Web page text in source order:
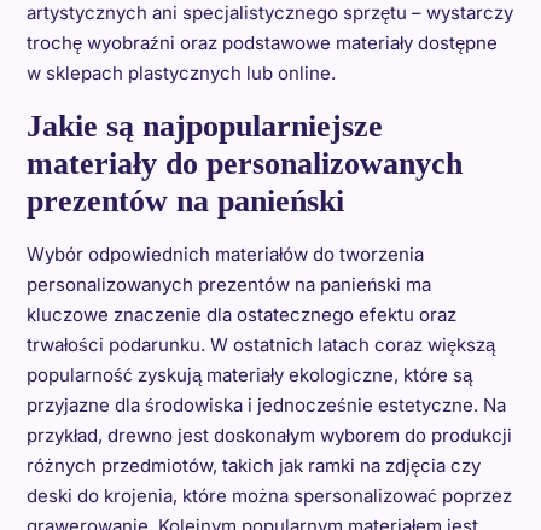
artystycznych ani specjalistycznego sprzętu – wystarczy
trochę wyobraźni oraz podstawowe materiały dostępne
w sklepach plastycznych lub online.
Jakie są najpopularniejsze
materiały do personalizowanych
prezentów na panieński
Wybór odpowiednich materiałów do tworzenia
personalizowanych prezentów na panieński ma
kluczowe znaczenie dla ostatecznego efektu oraz
trwałości podarunku. W ostatnich latach coraz większą
popularność zyskują materiały ekologiczne, które są
przyjazne dla środowiska i jednocześnie estetyczne. Na
przykład, drewno jest doskonałym wyborem do produkcji
różnych przedmiotów, takich jak ramki na zdjęcia czy
deski do krojenia, które można spersonalizować poprzez